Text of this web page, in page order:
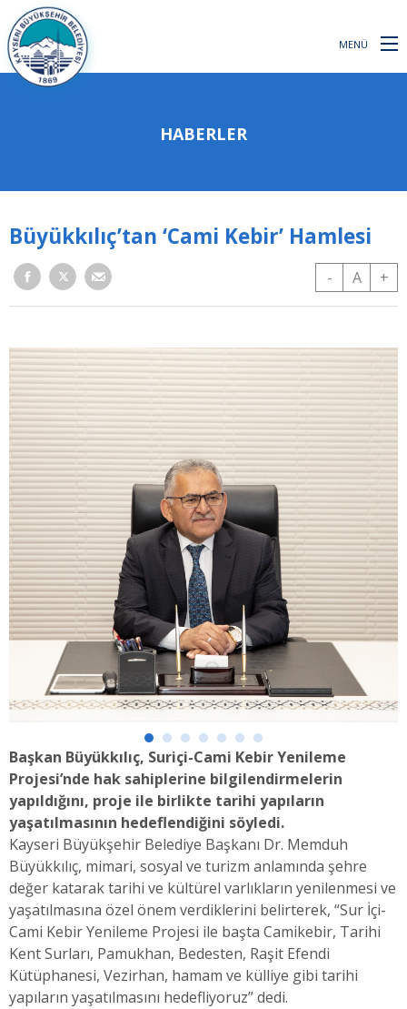
MENÜ
HABERLER
Büyükkılıç’tan ‘Cami Kebir’ Hamlesi
- A +
Başkan Büyükkılıç, Suriçi-Cami Kebir Yenileme
Projesi’nde hak sahiplerine bilgilendirmelerin
yapıldığını, proje ile birlikte tarihi yapıların
yaşatılmasının hedeflendiğini söyledi.
Kayseri Büyükşehir Belediye Başkanı Dr. Memduh
Büyükkılıç, mimari, sosyal ve turizm anlamında şehre
değer katarak tarihi ve kültürel varlıkların yenilenmesi ve
yaşatılmasına özel önem verdiklerini belirterek, “Sur İçi-
Cami Kebir Yenileme Projesi ile başta Camikebir, Tarihi
Kent Surları, Pamukhan, Bedesten, Raşit Efendi
Kütüphanesi, Vezirhan, hamam ve külliye gibi tarihi
yapıların yaşatılmasını hedefliyoruz” dedi.